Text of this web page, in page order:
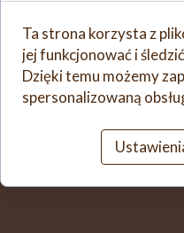
czasie przełożyć
stolnicę,
szklanką wycinać
łyżeczką
ściereczce.
gotowane od
Ta strona korzysta z
jej funkcjonować i
Dzięki temu możemy
spersonalizowaną